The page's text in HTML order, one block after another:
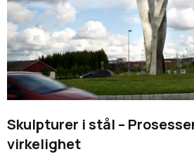
Skulpturer i stål –
virkelighet